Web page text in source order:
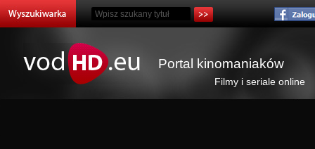
Portal kinomaniaków
Filmy i seriale online